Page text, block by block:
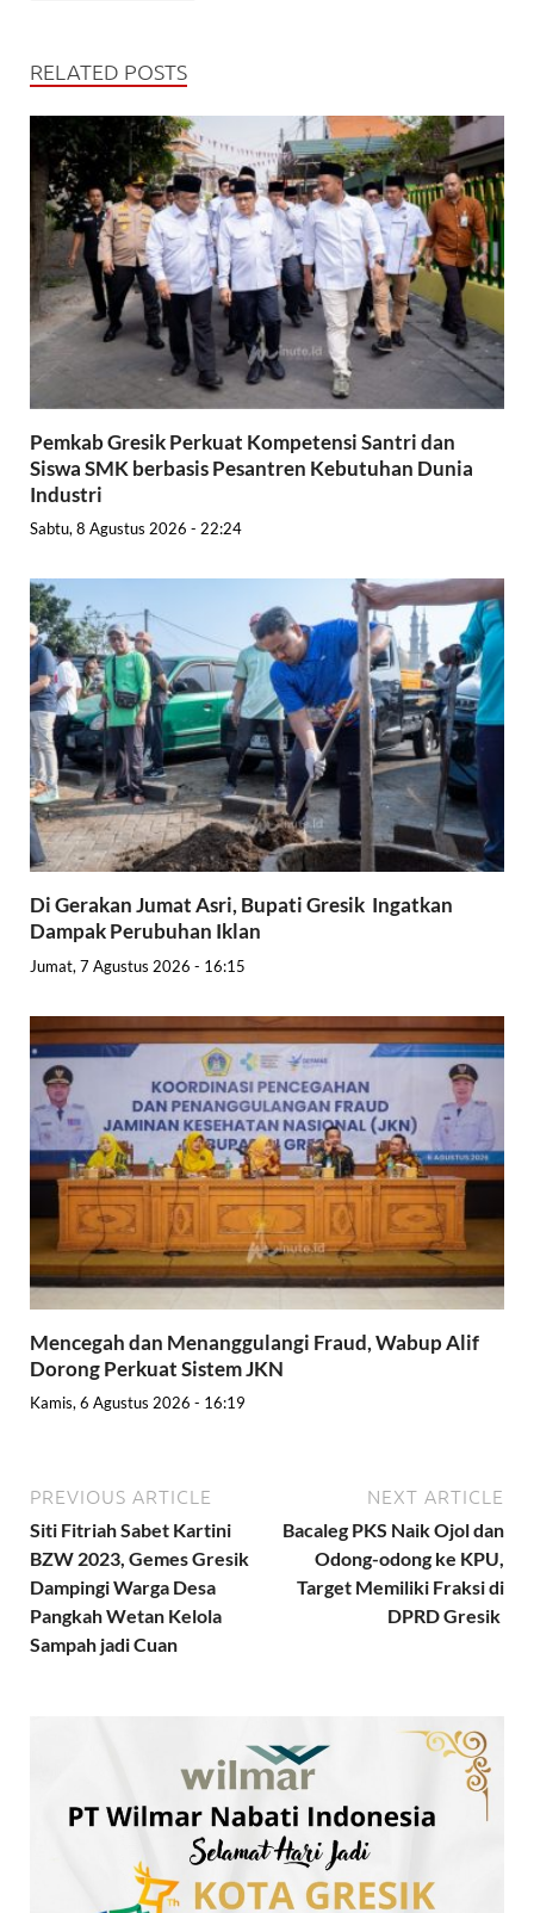
RELATED POSTS
Pemkab Gresik Perkuat Kompetensi Santri dan
Siswa SMK berbasis Pesantren Kebutuhan Dunia
Industri
Sabtu, 8 Agustus 2026 - 22:24
Di Gerakan Jumat Asri, Bupati Gresik Ingatkan
Dampak Perubuhan Iklan
Jumat, 7 Agustus 2026 - 16:15
Mencegah dan Menanggulangi Fraud, Wabup Alif
Dorong Perkuat Sistem JKN
Kamis, 6 Agustus 2026 - 16:19
PREVIOUS ARTICLE
Siti Fitriah Sabet Kartini
BZW 2023, Gemes Gresik
Dampingi Warga Desa
Pangkah Wetan Kelola
Sampah jadi Cuan
NEXT ARTICLE
Bacaleg PKS Naik Ojol dan
Odong-odong ke KPU,
Target Memiliki Fraksi di
DPRD Gresik